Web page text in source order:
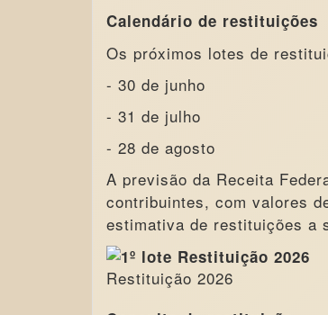
Calendário de restituições
Os próximos lotes de
- 30 de junho
- 31 de julho
- 28 de agosto
A previsão da Receita
contribuintes, com valores
estimativa de restituições a
Restituição 2026